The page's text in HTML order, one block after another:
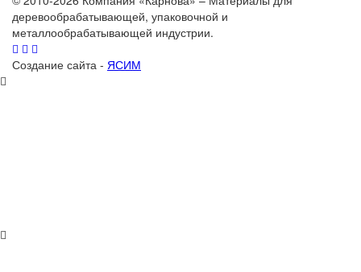
деревообрабатывающей, упаковочной и
металлообрабатывающей индустрии.
Создание сайта - ЯСИМ